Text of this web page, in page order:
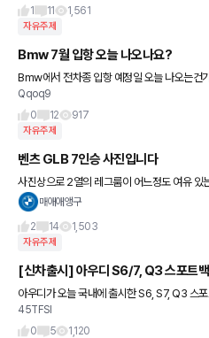
테일램프 기술을 탑재하여 사용자 선택, 혹은 드
1
11 1,561
자유주제
Bmw 7월 입항 오늘 나오나요?
Bmw에서 전차종 입항 예정일 오늘 나오는건
Qqoq9
0
12 917
자유주제
벤츠 GLB 7인승 사진입니다
사진상으로 2열의 레그룸이 어느정도 여유 있는것
금 땡기면 탈 수는 있을거 같네요 ㅎㅎ 국내는 5인승만 출시 예정이
매애애앵구
2
14 1,503
자유주제
[신차출시] 아우디 S6/7, Q3 스포트
아우디가 오늘 국내에 출시한 S6, S7, Q3 스
입니다. 다행스럽게도 이번에는 Q3 스포트백
한 휠로 들여왔네요.
45TFSI
0
5 1,120